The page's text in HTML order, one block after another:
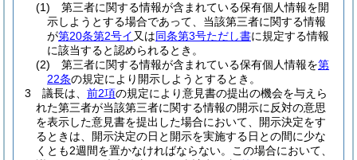
(1)
第三者に関する情報が含まれている保有個人情報を開
示しようとする場合であって、当該第三者に関する情報
が第20条第2号イ 又は同条第3号ただし書に規定する情報
に該当すると認められるとき。
(2)
第三者に関する情報が含まれている保有個人情報を第
22条の規定により開示しようとするとき。
3
議長は、 前2項の規定により意見書の提出の機会を与えら
れた第三者が当該第三者に関する情報の開示に反対の意思
を表示した意見書を提出した場合において、開示決定をす
るときは、開示決定の日と開示を実施する日との間に少な
くとも2週間を置かなければならない。
この場合において、